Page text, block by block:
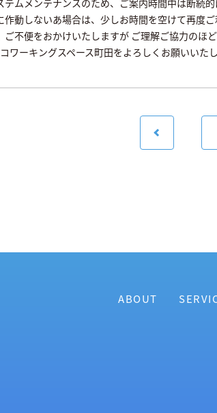
テムメンテナンスのため、ご案内時間中は断続
作動しないあ場合は、少しお時間を空けて再度
ご不便をおかけいたしますが ご理解ご協力のほ
ワーキングスペース町田をよろしくお願いいたし
ABOUT